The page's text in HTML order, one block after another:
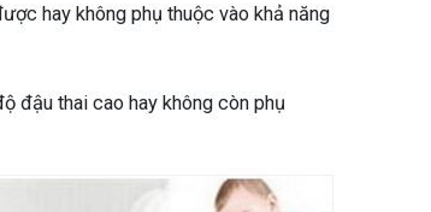
hay không phụ thuộc vào khả năng
đậu thai cao hay không còn phụ